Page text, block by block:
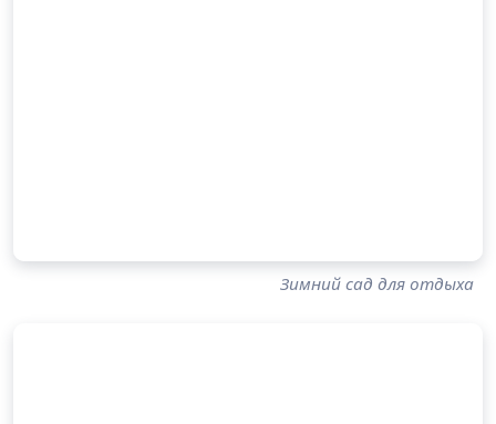
Зимний сад для отдыха